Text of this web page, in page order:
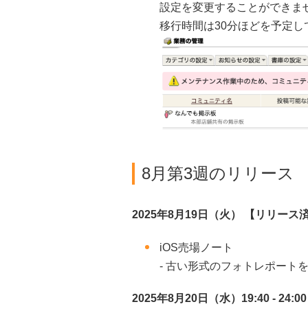
設定を変更することができま
移行時間は30分ほどを予定し
8月第3週のリリース
2025年8月19日（火） 【リリース
iOS売場ノート
- 古い形式のフォトレポート
2025年8月20日（水）19:40 -